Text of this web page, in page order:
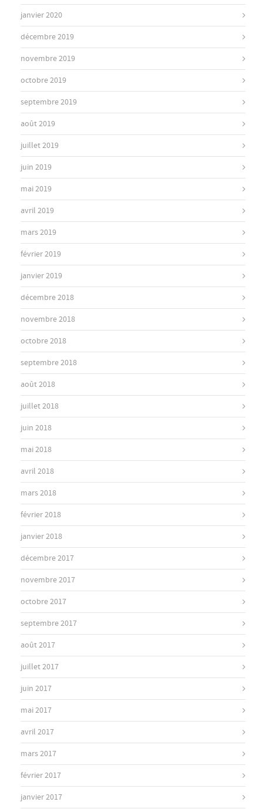
janvier 2020
décembre 2019
novembre 2019
octobre 2019
septembre 2019
août 2019
juillet 2019
juin 2019
mai 2019
avril 2019
mars 2019
février 2019
janvier 2019
décembre 2018
novembre 2018
octobre 2018
septembre 2018
août 2018
juillet 2018
juin 2018
mai 2018
avril 2018
mars 2018
février 2018
janvier 2018
décembre 2017
novembre 2017
octobre 2017
septembre 2017
août 2017
juillet 2017
juin 2017
mai 2017
avril 2017
mars 2017
février 2017
janvier 2017